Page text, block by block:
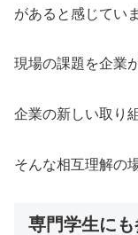
があると感じてい
現場の課題を企業
企業の新しい取り
そんな相互理解の
専門学生に